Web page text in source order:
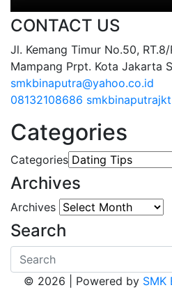
CONTACT US
Jl. Kemang Timur No.50, RT.8/
Mampang Prpt. Kota Jakarta
smkbinaputra@yahoo.co.id
08132108686 smkbinaputrajkt
Categories
Categories
Archives
Archives
Search
© 2026 | Powered by SMK